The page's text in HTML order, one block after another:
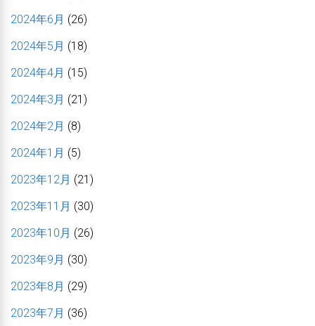
2024年6月 (26)
2024年5月 (18)
2024年4月 (15)
2024年3月 (21)
2024年2月 (8)
2024年1月 (5)
2023年12月 (21)
2023年11月 (30)
2023年10月 (26)
2023年9月 (30)
2023年8月 (29)
2023年7月 (36)